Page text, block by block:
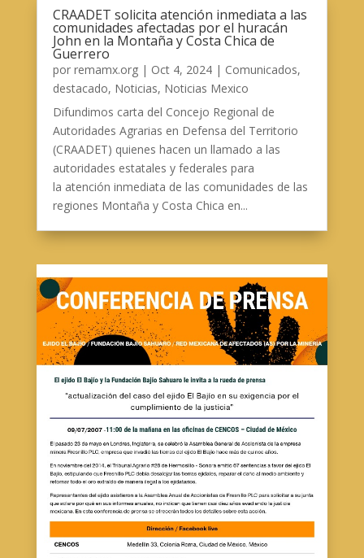
CRAADET solicita atención inmediata a las
comunidades afectadas por el huracán
John en la Montaña y Costa Chica de
Guerrero
por remamx.org| Oct 4, 2024| Comunicados,
destacado, Noticias, Noticias Mexico
Difundimos carta del Concejo Regional de
Autoridades Agrarias en Defensa del Territorio
(CRAADET) quienes hacen un llamado a las
autoridades estatales y federales para
la atención inmediata de las comunidades de las
regiones Montaña y Costa Chica en...